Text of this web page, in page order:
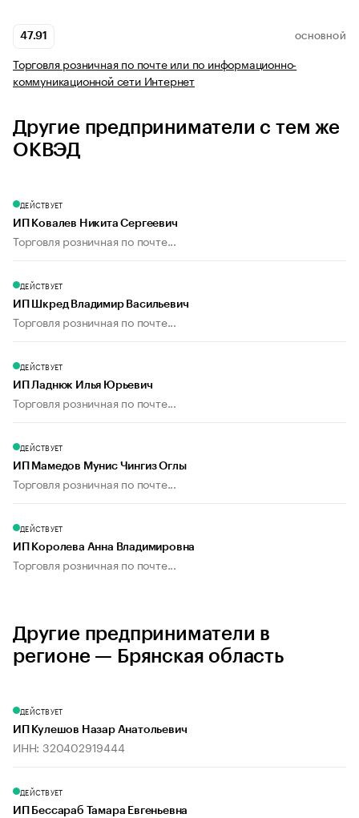
47.91 ОСНОВНОЙ
Торговля розничная по почте или по информационно-
коммуникационной сети Интернет
Другие предприниматели с тем же
ОКВЭД
ДЕЙСТВУЕТ
ИП Ковалев Никита Сергеевич
Торговля розничная по почте...
ДЕЙСТВУЕТ
ИП Шкред Владимир Васильевич
Торговля розничная по почте...
ДЕЙСТВУЕТ
ИП Ладнюк Илья Юрьевич
Торговля розничная по почте...
ДЕЙСТВУЕТ
ИП Мамедов Мунис Чингиз Оглы
Торговля розничная по почте...
ДЕЙСТВУЕТ
ИП Королева Анна Владимировна
Торговля розничная по почте...
Другие предприниматели в
регионе — Брянская область
ДЕЙСТВУЕТ
ИП Кулешов Назар Анатольевич
ИНН: 320402919444
ДЕЙСТВУЕТ
ИП Бессараб Тамара Евгеньевна